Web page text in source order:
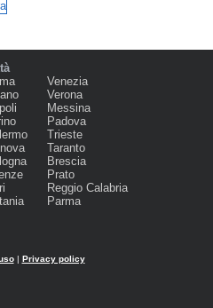
Venezia
Verona
Messina
Padova
Trieste
Taranto
Brescia
Prato
Reggio Calabria
Parma
| Privacy policy